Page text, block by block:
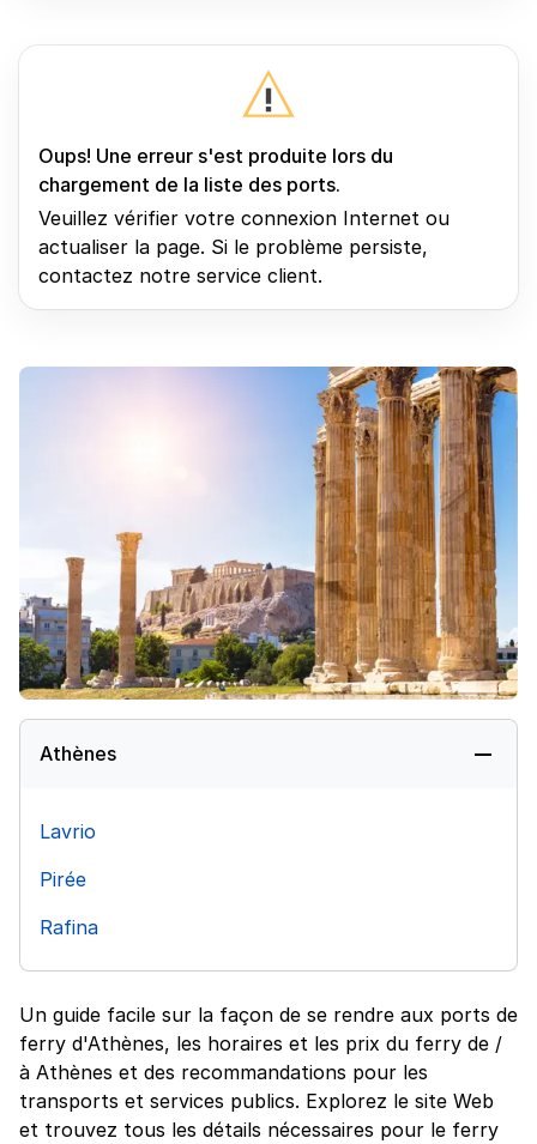
Athènes
Lavrio
Pirée
Rafina
Un guide facile sur la façon de se rendre aux ports de
ferry d'Athènes, les horaires et les prix du ferry de /
à Athènes et des recommandations pour les
transports et services publics. Explorez le site Web
et trouvez tous les détails nécessaires pour le ferry
Oups! Une erreur s'est produite lors du
chargement de la liste des ports.
Veuillez vérifier votre connexion Internet ou
actualiser la page. Si le problème persiste,
contactez notre service client.